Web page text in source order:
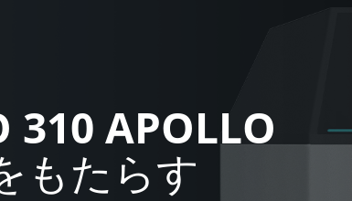
310 APOLLO
もたらす